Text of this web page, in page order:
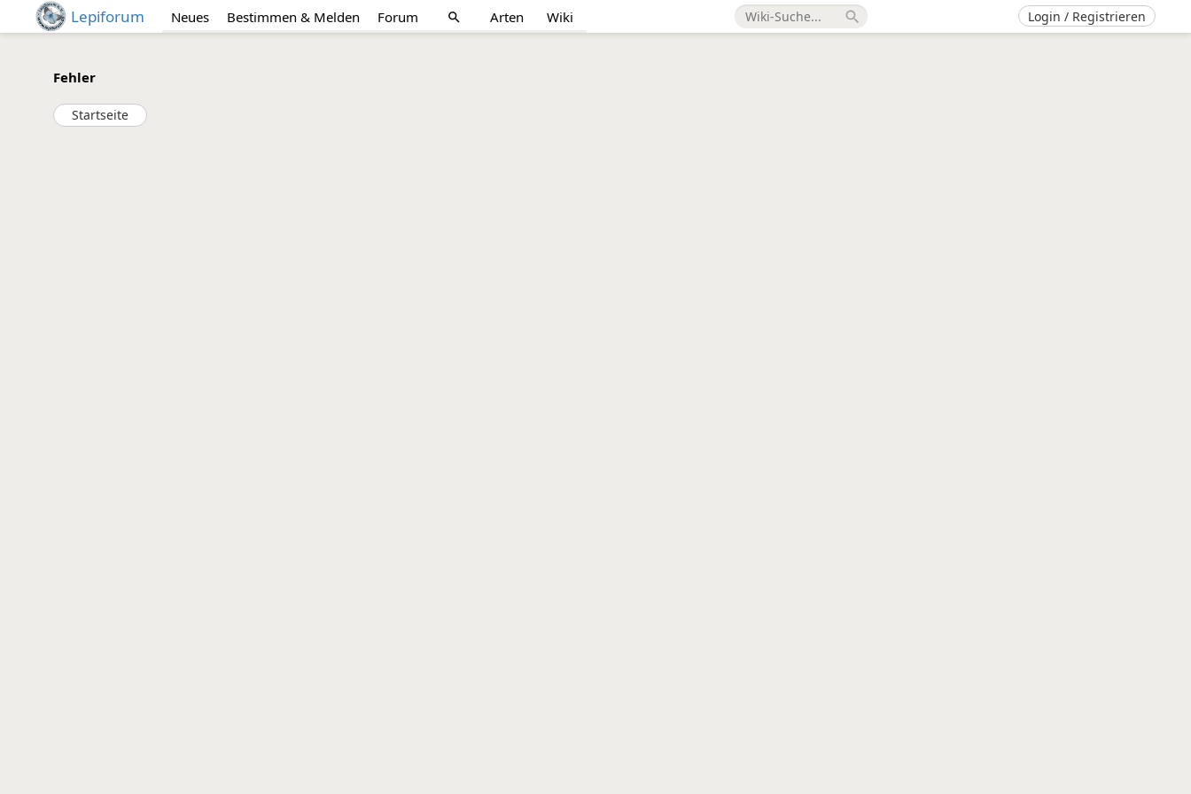
Lepiforum Neues Bestimmen & Melden Forum search Arten Wiki search Login / Registrieren
Fehler
Startseite